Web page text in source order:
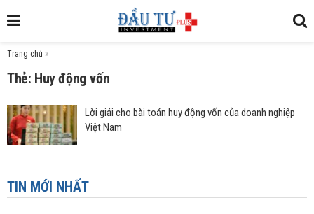
Trang chủ »
Thẻ: Huy động vốn
Lời giải cho bài toán huy động vốn của doanh nghiệp
Việt Nam
TIN MỚI NHẤT